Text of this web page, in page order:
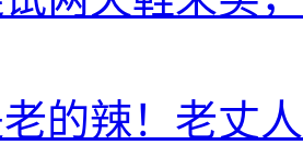
的辣！老丈